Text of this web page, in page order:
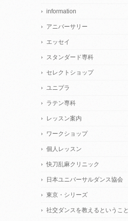
information
アニバーサリー
エッセイ
スタンダード専科
セレクトショップ
ユニプラ
ラテン専科
レッスン案内
ワークショップ
個人レッスン
快刀乱麻クリニック
日本ユニバーサルダンス協会
東京・シリーズ
社交ダンスを教えるということ